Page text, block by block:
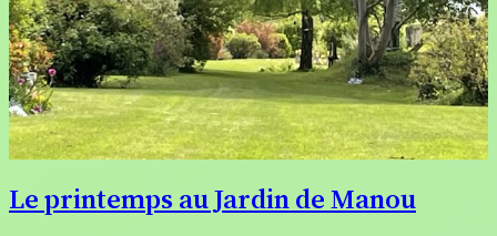
Le printemps au Jardin de Manou